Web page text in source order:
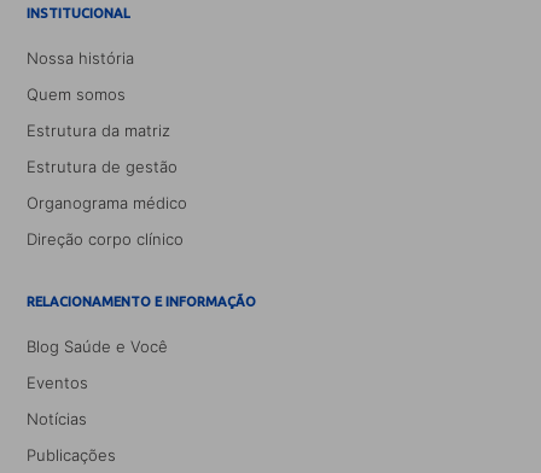
INSTITUCIONAL
Nossa história
Quem somos
Estrutura da matriz
Estrutura de gestão
Organograma médico
Direção corpo clínico
RELACIONAMENTO E INFORMAÇÃO
Blog Saúde e Você
Eventos
Notícias
Publicações